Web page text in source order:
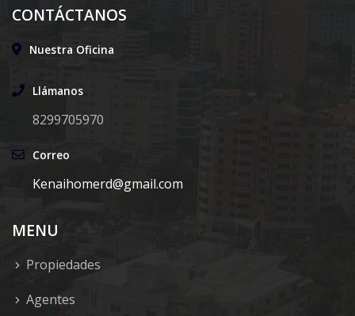
CONTÁCTANOS
Nuestra Oficina
Llámanos
8299705970
Correo
Kenaihomerd@gmail.com
MENU
Propiedades
Agentes